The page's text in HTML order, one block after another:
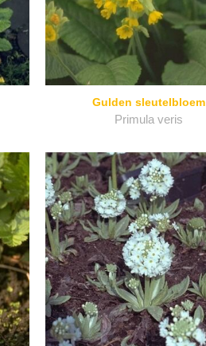
Gulden sleutelbloem
Primula veris